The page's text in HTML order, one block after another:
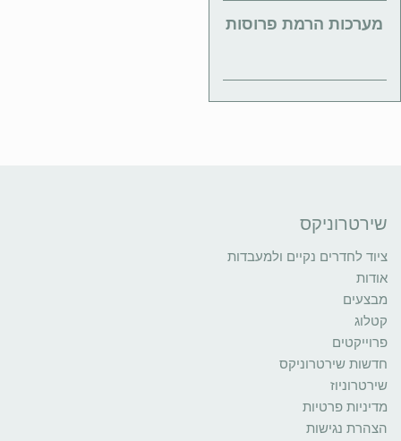
מערכות הרמת פרוסות
שירטרוניקס
ציוד לחדרים נקיים ולמעבדות
אודות
מבצעים
קטלוג
פרוייקטים
חדשות שירטרוניקס
שירטרוניוז
מדיניות פרטיות
הצהרת נגישות